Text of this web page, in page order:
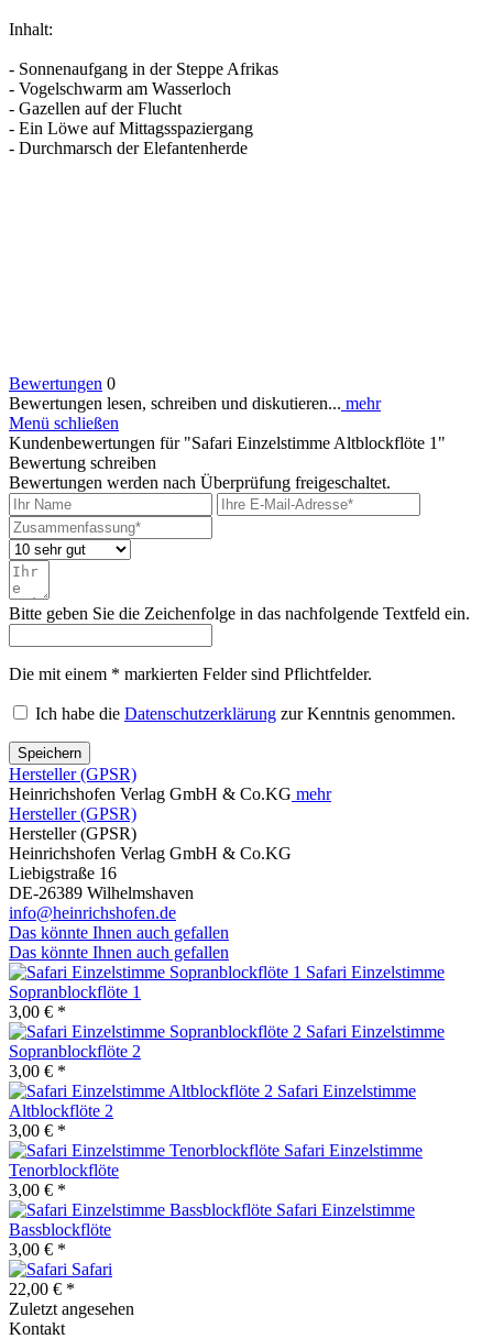
Inhalt:
- Sonnenaufgang in der Steppe Afrikas
- Vogelschwarm am Wasserloch
- Gazellen auf der Flucht
- Ein Löwe auf Mittagsspaziergang
- Durchmarsch der Elefantenherde
Bewertungen 0
Bewertungen lesen, schreiben und diskutieren... mehr
Menü schließen
Kundenbewertungen für "Safari Einzelstimme Altblockflöte 1"
Bewertung schreiben
Bewertungen werden nach Überprüfung freigeschaltet.
Bitte geben Sie die Zeichenfolge in das nachfolgende Textfeld ein.
Die mit einem * markierten Felder sind Pflichtfelder.
Ich habe die Datenschutzerklärung zur Kenntnis genommen.
Speichern
Hersteller (GPSR)
Heinrichshofen Verlag GmbH & Co.KG mehr
Hersteller (GPSR)
Hersteller (GPSR)
Heinrichshofen Verlag GmbH & Co.KG
Liebigstraße 16
DE-26389 Wilhelmshaven
info@heinrichshofen.de
Das könnte Ihnen auch gefallen
Das könnte Ihnen auch gefallen
Safari Einzelstimme
Sopranblockflöte 1
3,00 € *
Safari Einzelstimme
Sopranblockflöte 2
3,00 € *
Safari Einzelstimme
Altblockflöte 2
3,00 € *
Safari Einzelstimme
Tenorblockflöte
3,00 € *
Safari Einzelstimme
Bassblockflöte
3,00 € *
Safari
22,00 € *
Zuletzt angesehen
Kontakt